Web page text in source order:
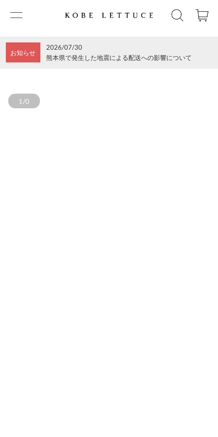
お知らせ
2026/07/30
熊本県で発生した地震による配送への影響について
1/0